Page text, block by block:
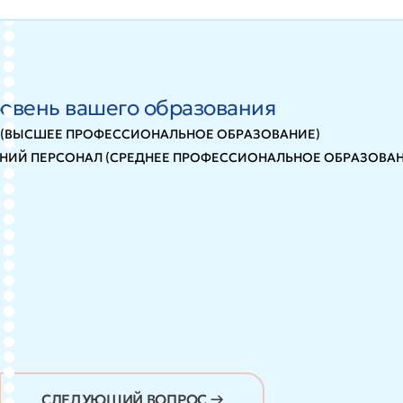
вашего образования
(ВЫСШЕЕ ПРОФЕССИОНАЛЬНОЕ ОБРАЗОВАНИЕ)
ПЕРСОНАЛ (СРЕДНЕЕ ПРОФЕССИОНАЛЬНОЕ
СЛЕДУЮЩИЙ ВОПРОС →